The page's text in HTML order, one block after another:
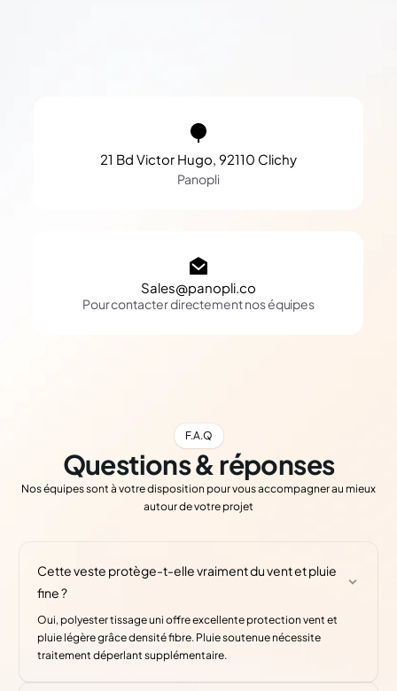
21 Bd Victor Hugo, 92110 Clichy
Panopli
Sales@panopli.co
Pour contacter directement nos équipes
F.A.Q
Questions & réponses
Nos équipes sont à votre disposition pour vous accompagner au mieux
autour de votre projet
Cette veste protège-t-elle vraiment du vent et pluie
fine ?
Oui, polyester tissage uni offre excellente protection vent et
pluie légère grâce densité fibre. Pluie soutenue nécessite
traitement déperlant supplémentaire.